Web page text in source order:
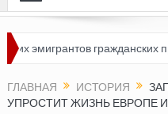
гражданских прав
ГЛАВНАЯ ИСТОРИЯ
УПРОСТИТ ЖИЗНЬ ЕВРОПЕ